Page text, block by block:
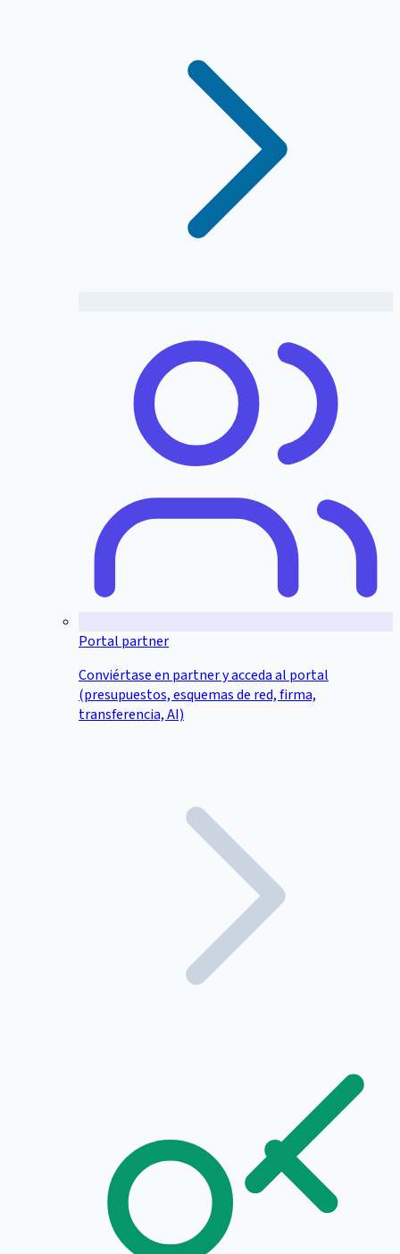
Portal partner
Conviértase en partner y acceda al portal
(presupuestos, esquemas de red, firma,
transferencia, AI)